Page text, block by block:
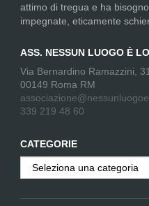
attimo di tregua e ha
impegnate, eticamente
ASS. NESSUN LUOGO È
Via Bernardino Ramazzini, 31
00149 Roma RM
339 219 48 60
CATEGORIE
Categorie